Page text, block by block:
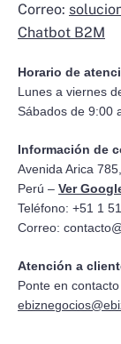
Correo:
Chatbot B2M
Horario de
Lunes a viernes
Sábados de 9:00
Información de
Avenida Arica
Perú – Ver
Teléfono: +51 1
Correo:
Atención a
Ponte en